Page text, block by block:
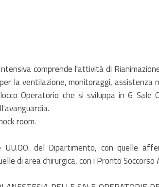
comprende l'attività di
la ventilazione, monitoraggi, assistenza
Operatorio che si sviluppa in 6 Sale
room.
del Dipartimento, con quelle
di area chirurgica, con i Pronto Soccorso